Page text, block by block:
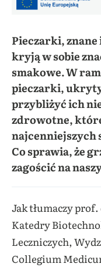
Pieczarki, znane
kryją w sobie
smakowe. W
pieczarki,
przybliżyć ich
zdrowotne,
najcenniejszych
Co sprawia, że
zagościć na
Jak tłumaczy
Katedry
Leczniczych,
Collegium